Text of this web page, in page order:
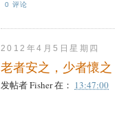
0 评论
2012年4月5日星期四
老者安之，少者懷之
发帖者Fisher在： 13:47:00